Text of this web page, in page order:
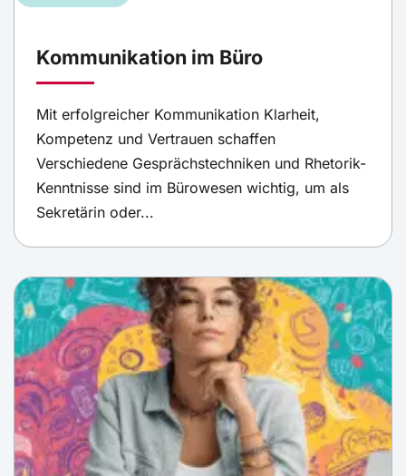
Kommunikation im Büro
Mit erfolgreicher Kommunikation Klarheit,
Kompetenz und Vertrauen schaffen
Verschiedene Gesprächstechniken und Rhetorik-
Kenntnisse sind im Bürowesen wichtig, um als
Sekretärin oder...